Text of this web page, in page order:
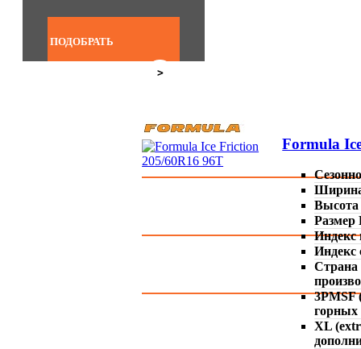
ПОДОБРАТЬ
>
Formula
Размер
Индекс
Индекс
Страна
3PMSF
горных
XL